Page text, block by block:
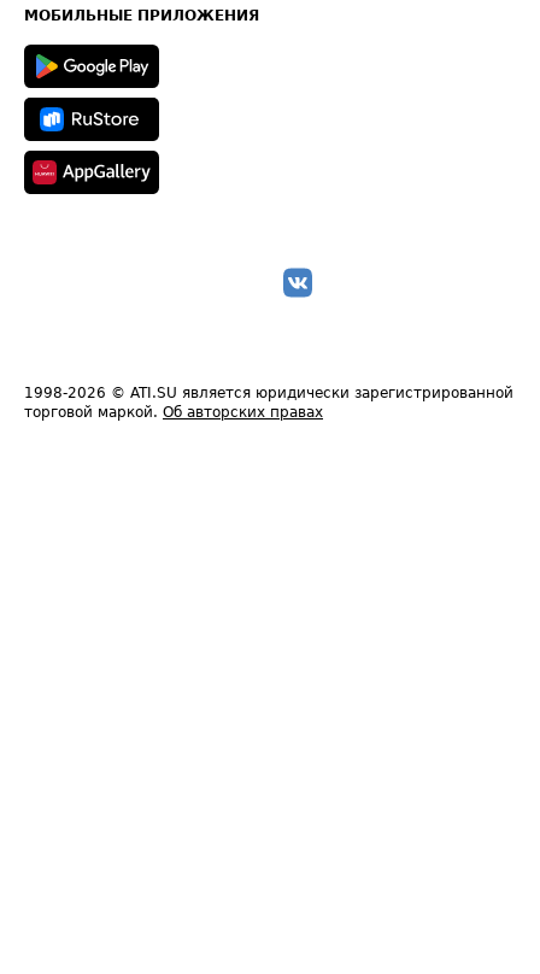
Техническая информация
МОБИЛЬНЫЕ ПРИЛОЖЕНИЯ
1998-2026 © ATI.SU является юридически зарегистрированной
торговой маркой. Об авторских правах